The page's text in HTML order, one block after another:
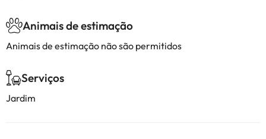
Animais de estimação
Animais de estimação não são permitidos
Serviços
Jardim